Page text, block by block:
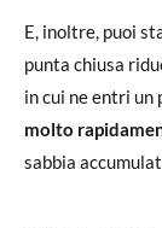
E, inoltre, puoi
punta chiusa
in cui ne entri un
molto
sabbia